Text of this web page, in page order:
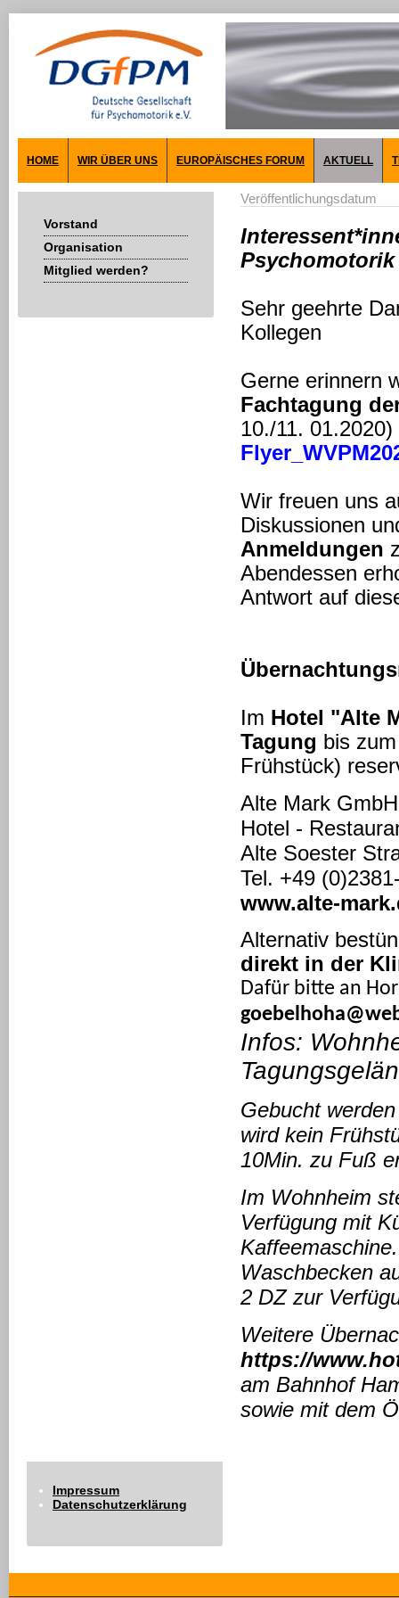
HOME WIR ÜBER UNS EUROPÄISCHES FORUM AKTUELL
Vorstand
Organisation
Mitglied werden?
Veröffentlichungsdatum
Psychomotorik
Sehr geehrte
Kollegen
Gerne erinnern
Fachtagung
10./11.
Wir freuen uns
Diskussionen
Anmeldungen
Abendessen
Antwort auf
Im Hotel "Alte
Tagung bis
Frühstück)
Alte Mark
Hotel -
Alte Soester
Tel. +49
www.alte-
Alternativ
direkt in der
Dafür bitte an
Infos: W
Gebucht
wird kein
10Min. zu Fuß
Im Wohnheim
Verfügung mit
Waschbecken
2 DZ zur
Weitere
https://
am Bahnhof
sowie mit dem
Impressum
Datenschutzerklärung